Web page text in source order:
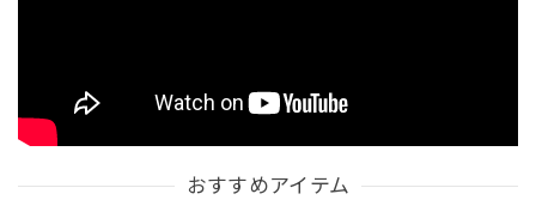
おすすめアイテム